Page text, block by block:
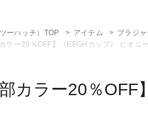
ーハッチ）TOP アイテム ブラジャ
ラー20％OFF】《EFGHカップ》 ピオニ
部カラー20％